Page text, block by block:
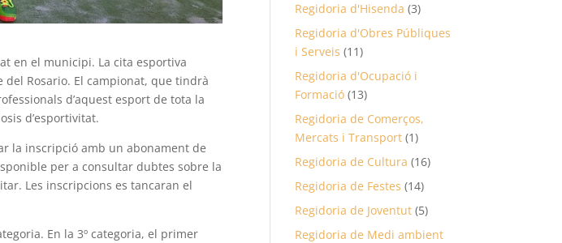
en el municipi. La cita esportiva
del Rosario. El campionat, que tindrà
d’aquest esport de tota la
d’esportivitat.
la inscripció amb un abonament de
per a consultar dubtes sobre la
Les inscripcions es tancaran el
En la 3º categoria, el primer
Regidoria d'Hisenda (3)
Regidoria d'Obres Públiques
i Serveis (11)
Regidoria d'Ocupació i
Formació (13)
Regidoria de Comerços,
Mercats i Transport (1)
Regidoria de Cultura (16)
Regidoria de Festes (14)
Regidoria de Joventut (5)
Regidoria de Medi ambient